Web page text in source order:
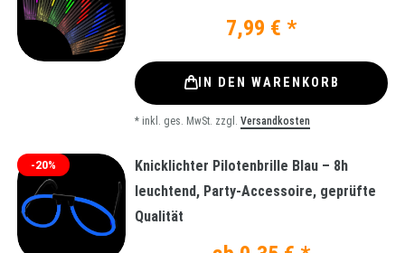
7,99 € *
IN DEN WARENKORB
* inkl. ges. MwSt. zzgl. Versandkosten
-20%
Knicklichter Pilotenbrille Blau – 8h
leuchtend, Party-Accessoire, geprüfte
Qualität